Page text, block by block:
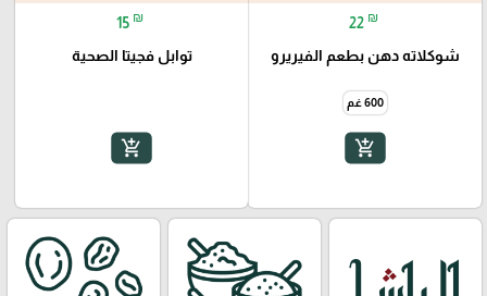
22 ₪
شوكلاته دهن بطعم الفيريرو
600 غم
add_shopping_cart
15 ₪
توابل فجيتا الصحية
add_shopping_cart